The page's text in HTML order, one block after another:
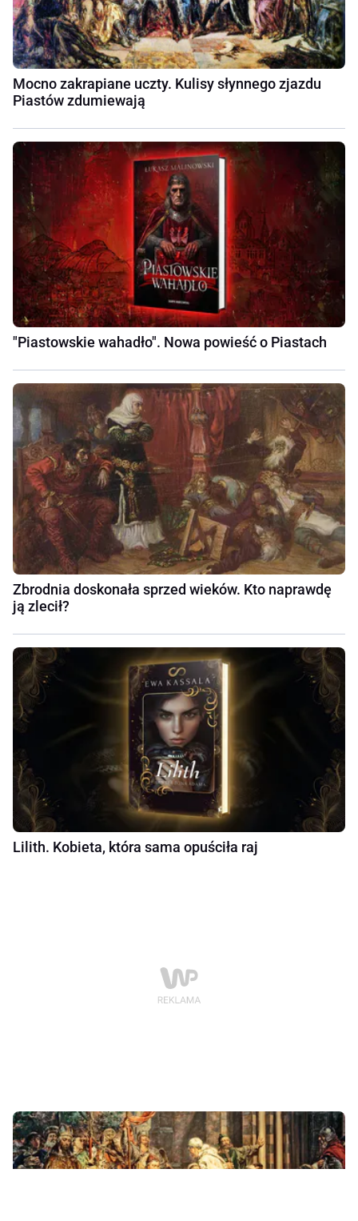
Mocno zakrapiane uczty. Kulisy słynnego zjazdu
Piastów zdumiewają
"Piastowskie wahadło". Nowa powieść o Piastach
Zbrodnia doskonała sprzed wieków. Kto naprawdę
ją zlecił?
Lilith. Kobieta, która sama opuściła raj